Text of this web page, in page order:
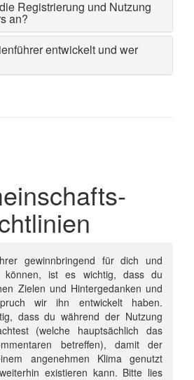
Registrierung und Nutzung
an?
entwickelt und wer
gewinnbringend für dich und
können, ist es wichtig, dass du
Zielen und Hintergedanken und
wir ihn entwickelt haben.
dass du während der Nutzung
(welche hauptsächlich das
betreffen), damit der
angenehmen Klima genutzt
existieren kann. Bitte lies